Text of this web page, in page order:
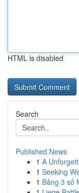
HTML is disabled
Search
Published News
1 A
1 Seeking
1 Bảng 3 số